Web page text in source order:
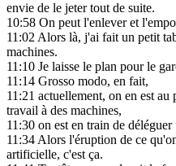
envie de le jeter tout de suite.
10:58 On peut l'enlever et
11:02Alors là, j'ai fait un petit
machines.
11:10 Je laisse le plan pour le
11:14 Grosso modo, en fait,
11:21 actuellement, on en est
travail à des machines,
11:30 on est en train de
11:34Alors l'éruption de ce
artificielle, c'est ça.